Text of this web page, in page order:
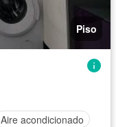
Piso
Aire acondicionado